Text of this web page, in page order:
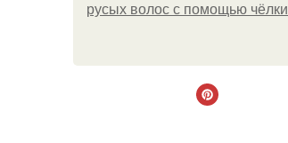
русых волос с помощью чёлки